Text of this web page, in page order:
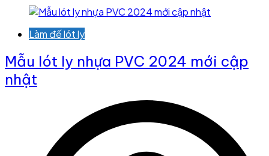
Làm đế lót ly
Mẫu lót ly nhựa PVC 2024 mới cập
nhật